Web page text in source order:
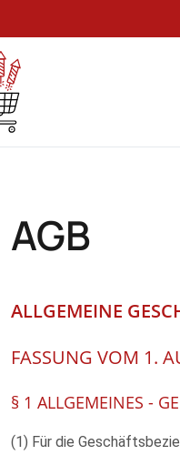
AGB
ALLGEMEINE
FASSUNG VOM 1.
§ 1 ALLGEMEINES -
(1) Für die